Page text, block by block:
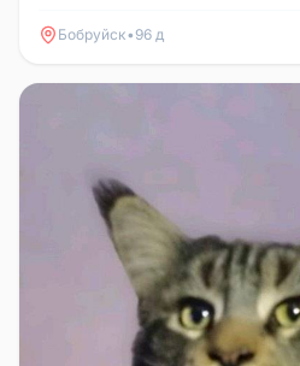
Бобруйск• 96 д